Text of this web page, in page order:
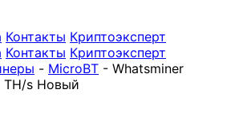
Контакты Криптоэксперт
Контакты Криптоэксперт
- MicroBT - Whatsminer
TH/s Новый